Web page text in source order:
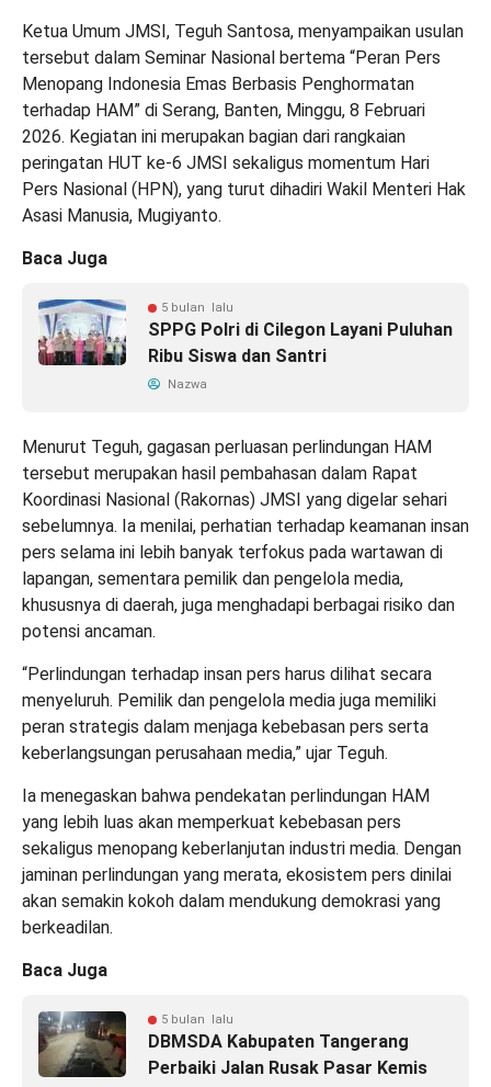
Ketua Umum JMSI, Teguh Santosa, menyampaikan usulan
tersebut dalam Seminar Nasional bertema “Peran Pers
Menopang Indonesia Emas Berbasis Penghormatan
terhadap HAM” di Serang, Banten, Minggu, 8 Februari
2026. Kegiatan ini merupakan bagian dari rangkaian
peringatan HUT ke-6 JMSI sekaligus momentum Hari
Pers Nasional (HPN), yang turut dihadiri Wakil Menteri Hak
Asasi Manusia, Mugiyanto.
Baca Juga
5 bulan lalu
SPPG Polri di Cilegon Layani Puluhan
Ribu Siswa dan Santri
Nazwa
Menurut Teguh, gagasan perluasan perlindungan HAM
tersebut merupakan hasil pembahasan dalam Rapat
Koordinasi Nasional (Rakornas) JMSI yang digelar sehari
sebelumnya. Ia menilai, perhatian terhadap keamanan insan
pers selama ini lebih banyak terfokus pada wartawan di
lapangan, sementara pemilik dan pengelola media,
khususnya di daerah, juga menghadapi berbagai risiko dan
potensi ancaman.
“Perlindungan terhadap insan pers harus dilihat secara
menyeluruh. Pemilik dan pengelola media juga memiliki
peran strategis dalam menjaga kebebasan pers serta
keberlangsungan perusahaan media,” ujar Teguh.
Ia menegaskan bahwa pendekatan perlindungan HAM
yang lebih luas akan memperkuat kebebasan pers
sekaligus menopang keberlanjutan industri media. Dengan
jaminan perlindungan yang merata, ekosistem pers dinilai
akan semakin kokoh dalam mendukung demokrasi yang
berkeadilan.
Baca Juga
5 bulan lalu
DBMSDA Kabupaten Tangerang
Perbaiki Jalan Rusak Pasar Kemis